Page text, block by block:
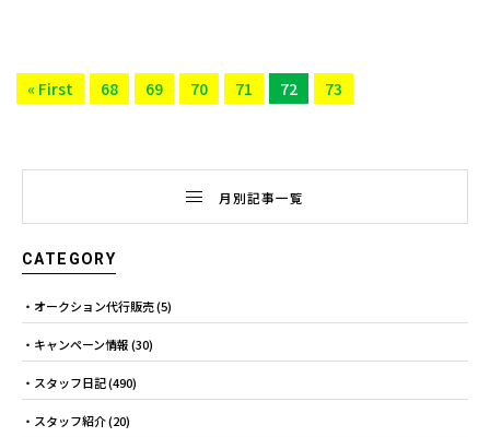
« First 68 69 70 71 72 73
月別記事一覧
CATEGORY
オークション代行販売(5)
キャンペーン情報(30)
スタッフ日記(490)
スタッフ紹介(20)